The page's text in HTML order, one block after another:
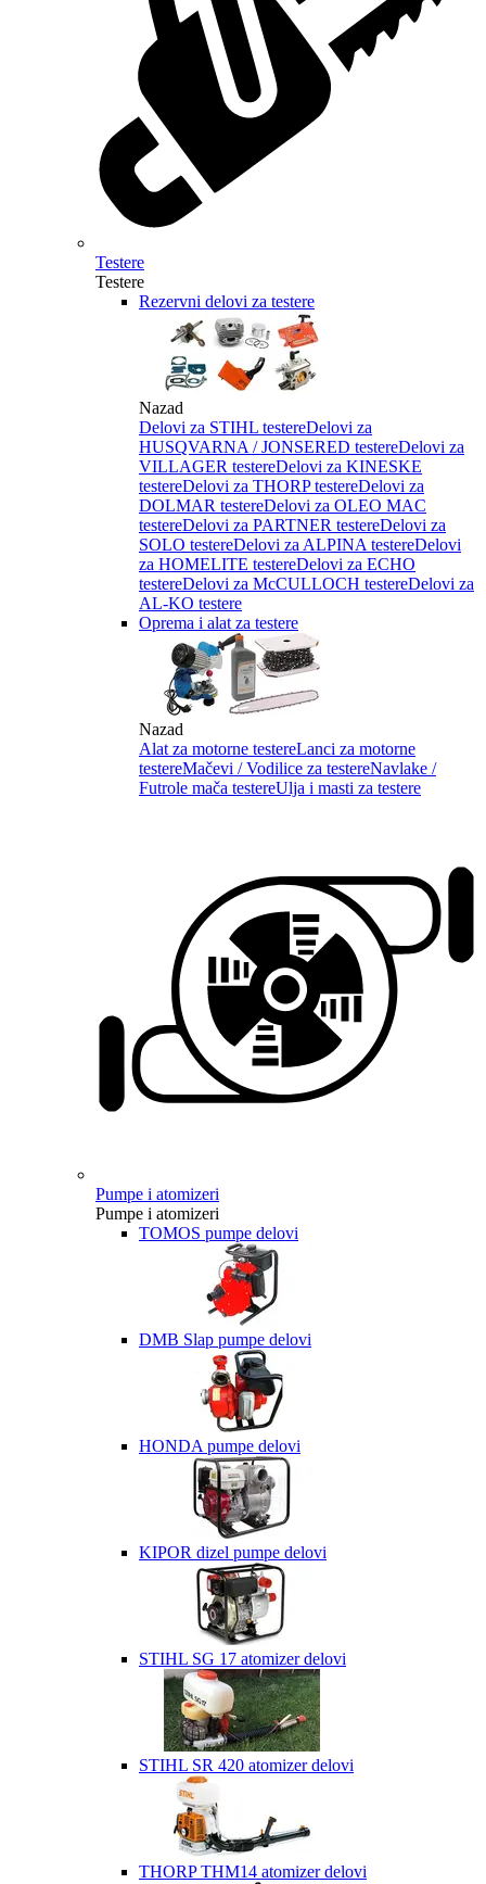
Testere
Testere
Rezervni delovi za testere
Nazad
Delovi za STIHL testereDelovi za
HUSQVARNA / JONSERED testereDelovi za
VILLAGER testereDelovi za KINESKE
testereDelovi za THORP testereDelovi za
DOLMAR testereDelovi za OLEO MAC
testereDelovi za PARTNER testereDelovi za
SOLO testereDelovi za ALPINA testereDelovi
za HOMELITE testereDelovi za ECHO
testereDelovi za McCULLOCH testereDelovi za
AL-KO testere
Oprema i alat za testere
Nazad
Alat za motorne testereLanci za motorne
testereMačevi / Vodilice za testereNavlake /
Futrole mača testereUlja i masti za testere
Pumpe i atomizeri
Pumpe i atomizeri
TOMOS pumpe delovi
DMB Slap pumpe delovi
HONDA pumpe delovi
KIPOR dizel pumpe delovi
STIHL SG 17 atomizer delovi
STIHL SR 420 atomizer delovi
THORP THM14 atomizer delovi